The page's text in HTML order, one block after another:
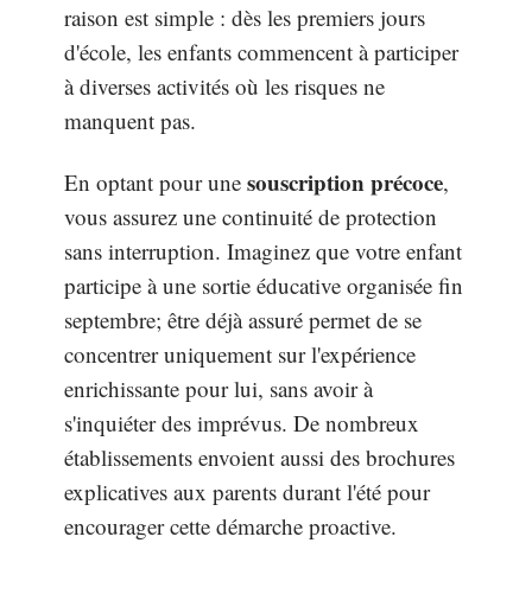
raison est simple : dès les premiers jours
d'école, les enfants commencent à participer
à diverses activités où les risques ne
manquent pas.
En optant pour une souscription précoce,
vous assurez une continuité de protection
sans interruption. Imaginez que votre enfant
participe à une sortie éducative organisée fin
septembre; être déjà assuré permet de se
concentrer uniquement sur l'expérience
enrichissante pour lui, sans avoir à
s'inquiéter des imprévus. De nombreux
établissements envoient aussi des brochures
explicatives aux parents durant l'été pour
encourager cette démarche proactive.